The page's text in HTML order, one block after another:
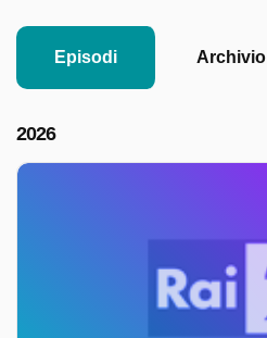
Episodi Archivio
2026